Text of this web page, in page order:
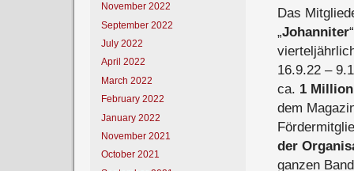
November 2022
September 2022
July 2022
April 2022
March 2022
February 2022
January 2022
November 2021
October 2021
Das
„Johanniter
16.9.22 –
ca. 1
dem
der
ganzen